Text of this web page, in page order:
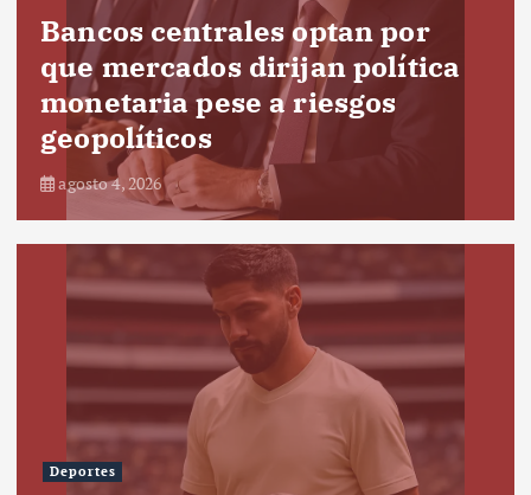
Bancos centrales optan por
que mercados dirijan política
monetaria pese a riesgos
geopolíticos
agosto 4, 2026
Deportes